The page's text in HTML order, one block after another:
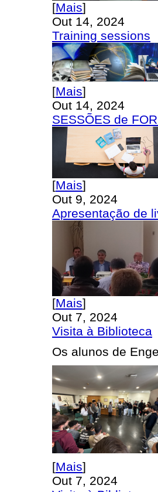
[Mais]
Out 14, 2024
Training sessions
[Mais]
Out 14, 2024
SESSÕES de
[Mais]
Out 9, 2024
Apresentação de
[Mais]
Out 7, 2024
Visita à Biblioteca
Os alunos de
[Mais]
Out 7, 2024